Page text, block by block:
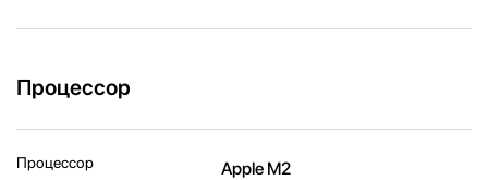
Процессор
Процессор Apple M2